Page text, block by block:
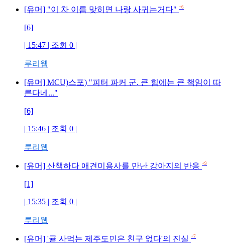
[유머] "이 차 이름 맞히면 나랑 사귀는거다" +6
[6]
| 15:47 | 조회 0 |
루리웹
[유머] MCU)스포) "피터 파커 군. 큰 힘에는 큰 책임이 따
른다네..."
[6]
| 15:46 | 조회 0 |
루리웹
[유머] 산책하다 애견미용사를 만난 강아지의 반응 +9
[1]
| 15:35 | 조회 0 |
루리웹
[유머] '귤 사먹는 제주도민은 친구 없다'의 진실 +7